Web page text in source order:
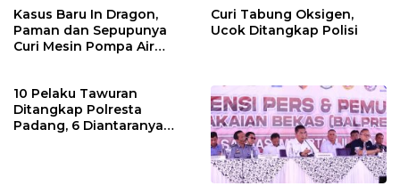
Kasus Baru In Dragon,
Paman dan Sepupunya
Curi Mesin Pompa Air
Curi Tabung Oksigen,
Ucok Ditangkap Polisi
10 Pelaku Tawuran
Ditangkap Polresta
Padang, 6 Diantaranya